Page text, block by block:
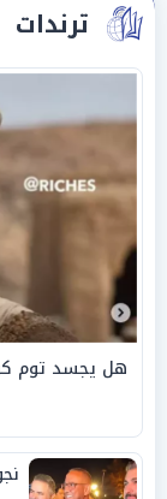
ترندات
هل يجسد توم